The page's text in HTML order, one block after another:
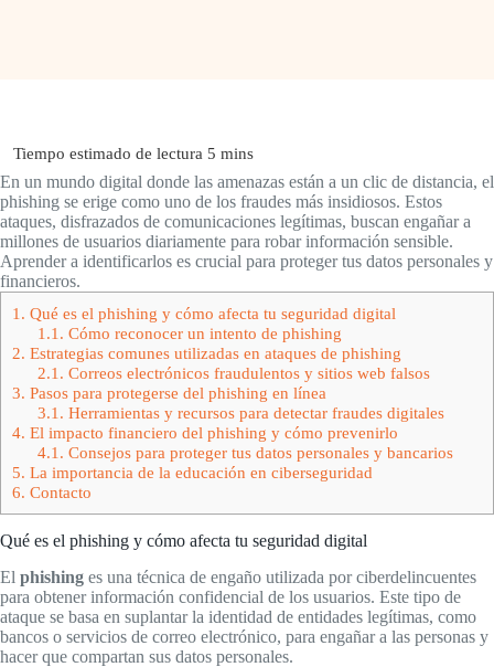
En un mundo digital donde las amenazas están a un clic de distancia, el
phishing se erige como uno de los fraudes más insidiosos. Estos
ataques, disfrazados de comunicaciones legítimas, buscan engañar a
millones de usuarios diariamente para robar información sensible.
Aprender a identificarlos es crucial para proteger tus datos personales y
financieros.
1. Qué es el phishing y cómo afecta tu seguridad digital
1.1. Cómo reconocer un intento de phishing
2. Estrategias comunes utilizadas en ataques de phishing
2.1. Correos electrónicos fraudulentos y sitios web falsos
3. Pasos para protegerse del phishing en línea
3.1. Herramientas y recursos para detectar fraudes digitales
4. El impacto financiero del phishing y cómo prevenirlo
4.1. Consejos para proteger tus datos personales y bancarios
5. La importancia de la educación en ciberseguridad
6. Contacto
Qué es el phishing y cómo afecta tu seguridad digital
El phishing es una técnica de engaño utilizada por ciberdelincuentes
para obtener información confidencial de los usuarios. Este tipo de
ataque se basa en suplantar la identidad de entidades legítimas, como
bancos o servicios de correo electrónico, para engañar a las personas y
hacer que compartan sus datos personales.